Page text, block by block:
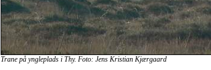
Trane på yngleplads i Thy. Foto: Jens Kristian Kjærgaard